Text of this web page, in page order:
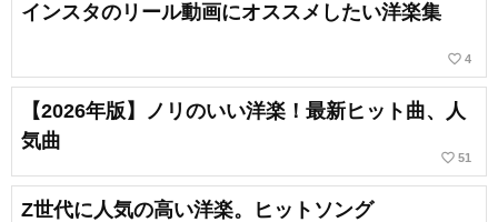
インスタのリール動画にオススメしたい洋楽集
favorite_border 4
【2026年版】ノリのいい洋楽！最新ヒット曲、人
気曲
favorite_border 51
Z世代に人気の高い洋楽。ヒットソング